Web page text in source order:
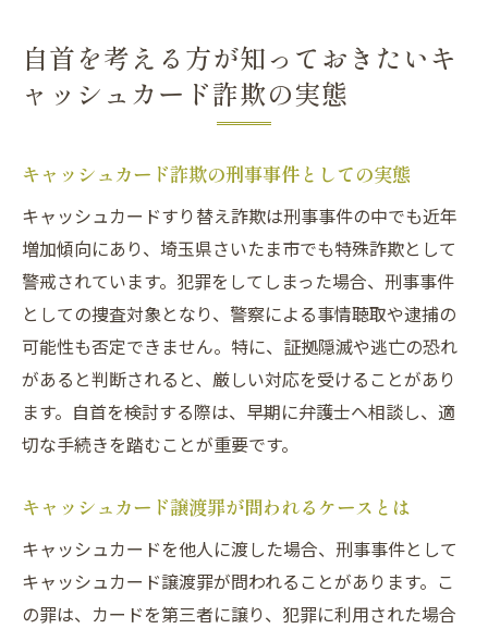
自首を考える方が知っておきたいキ
ャッシュカード詐欺の実態
キャッシュカード詐欺の刑事事件としての実態
キャッシュカードすり替え詐欺は刑事事件の中でも近年
増加傾向にあり、埼玉県さいたま市でも特殊詐欺として
警戒されています。犯罪をしてしまった場合、刑事事件
としての捜査対象となり、警察による事情聴取や逮捕の
可能性も否定できません。特に、証拠隠滅や逃亡の恐れ
があると判断されると、厳しい対応を受けることがあり
ます。自首を検討する際は、早期に弁護士へ相談し、適
切な手続きを踏むことが重要です。
キャッシュカード譲渡罪が問われるケースとは
キャッシュカードを他人に渡した場合、刑事事件として
キャッシュカード譲渡罪が問われることがあります。こ
の罪は、カードを第三者に譲り、犯罪に利用された場合